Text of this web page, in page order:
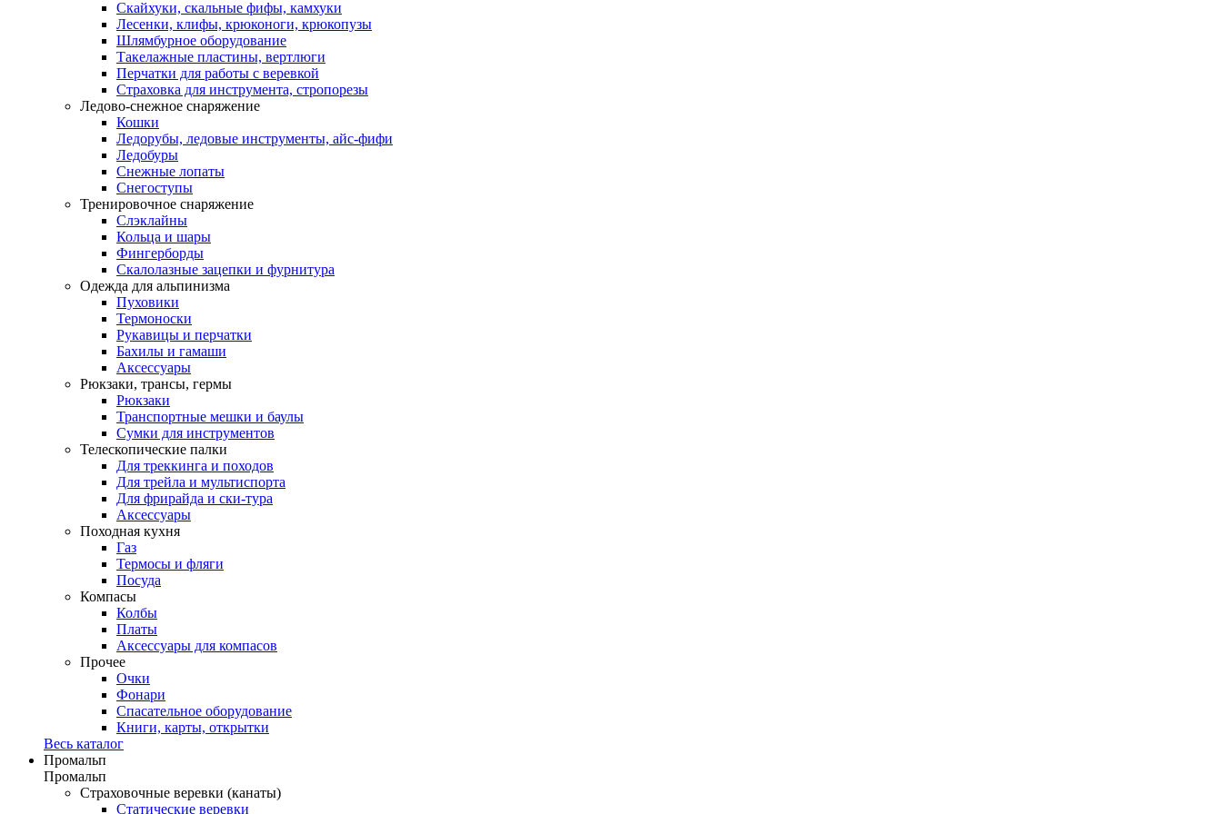
Скайхуки, скальные фифы, камхуки
Лесенки, клифы, крюконоги, крюкопузы
Шлямбурное оборудование
Такелажные пластины, вертлюги
Перчатки для работы с веревкой
Страховка для инструмента, стропорезы
Ледово-снежное снаряжение
Кошки
Ледорубы, ледовые инструменты, айс-фифи
Ледобуры
Снежные лопаты
Снегоступы
Тренировочное снаряжение
Слэклайны
Кольца и шары
Фингерборды
Скалолазные зацепки и фурнитура
Одежда для альпинизма
Пуховики
Термоноски
Рукавицы и перчатки
Бахилы и гамаши
Аксессуары
Рюкзаки, трансы, гермы
Рюкзаки
Транспортные мешки и баулы
Сумки для инструментов
Телескопические палки
Для треккинга и походов
Для трейла и мультиспорта
Для фрирайда и ски-тура
Аксессуары
Походная кухня
Газ
Термосы и фляги
Посуда
Компасы
Колбы
Платы
Аксессуары для компасов
Прочее
Очки
Фонари
Спасательное оборудование
Книги, карты, открытки
Весь каталог
Промальп
Промальп
Страховочные веревки (канаты)
Статические веревки